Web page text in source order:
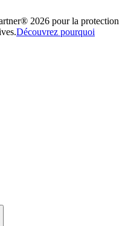
2026 pour la protection
Découvrez pourquoi